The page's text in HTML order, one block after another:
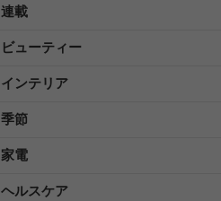
連載
ビューティー
インテリア
季節
家電
ヘルスケア